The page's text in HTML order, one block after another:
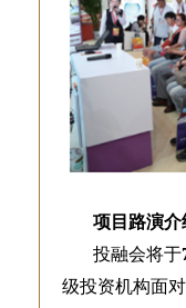
项目路演介
投融会将于
级投资机构面